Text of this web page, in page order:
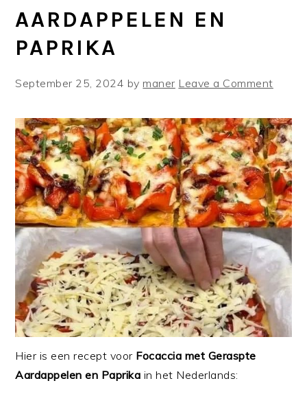
AARDAPPELEN EN
PAPRIKA
September 25, 2024 bymaner Leave a Comment
Hier is een recept voor Focaccia met Geraspte
Aardappelen en Paprika in het Nederlands: